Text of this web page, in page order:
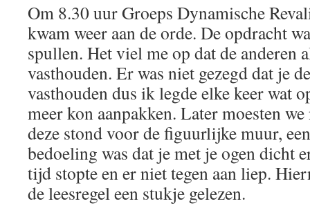
Om 8.30 uur Groeps Dynamische
kwam weer aan de orde. De opdracht
spullen. Het viel me op dat de anderen
vasthouden. Er was niet gezegd dat je
vasthouden dus ik legde elke keer wat
meer kon aanpakken. Later moesten
deze stond voor de figuurlijke muur,
bedoeling was dat je met je ogen dicht
tijd stopte en er niet tegen aan liep.
de leesregel een stukje gelezen.